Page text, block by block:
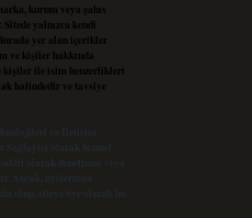
kurum veya şahıs
yalnızca kendi
yer alan içerikler
ve kişiler hakkında
kişiler ile isim benzerlikleri
halindedir ve tavsiye
ve İletişim
olarak hizmet
olarak denetleme veya
Ancak, üyelerimiz
olup, siteye üye olarak bu